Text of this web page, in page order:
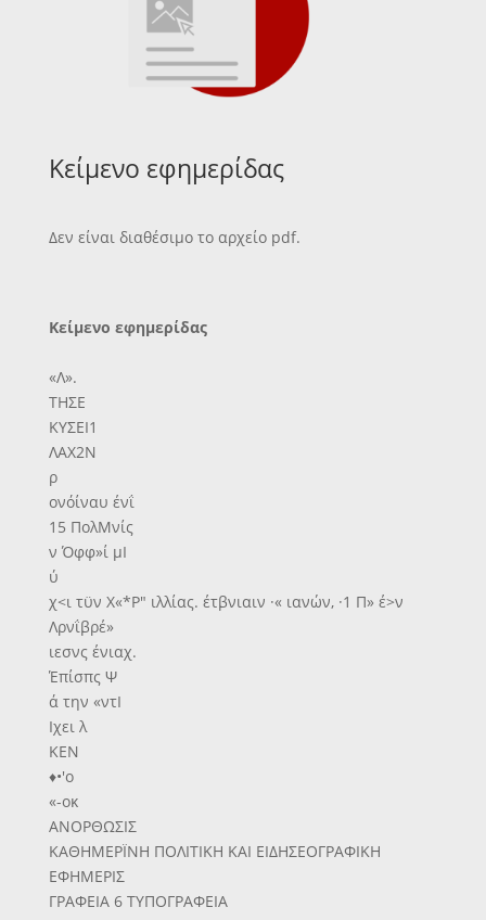
Κείμενο εφημερίδας
Δεν είναι διαθέσιμο το αρχείο pdf.
Κείμενο εφημερίδας
«Λ».
ΤΗΣΕ
ΚΥΣΕΙ1
ΛΑΧ2Ν
ρ
ονόίναυ ένΐ
15 ΠολΜνίς
ν Όφφ»ί μΙ
ύ
χ<ι τϋν Χ«*Ρ" ιλλίας. έτβνιαιν ·« ιανών, ·1 Π» έ>ν
Λρνΐβρέ»
ιεσνς ένιαχ.
Έπίσπς Ψ
ά την «ντΙ
Ιχει λ
ΚΕΝ
♦•'ο
«-οκ
ΑΝΟΡΘΩΣΙΣ
ΚΑΘΗΜΕΡΪΝΗ ΠΟΛΙΤΙΚΗ ΚΑΙ ΕΙΔΗΣΕΟΓΡΑΦΙΚΗ
ΕΦΗΜΕΡΙΣ
ΓΡΑΦΕΙΑ 6 ΤΥΠΟΓΡΑΦΕΙΑ